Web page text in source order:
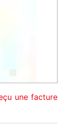
une facture